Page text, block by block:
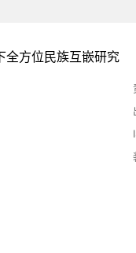
全方位民族互嵌研究